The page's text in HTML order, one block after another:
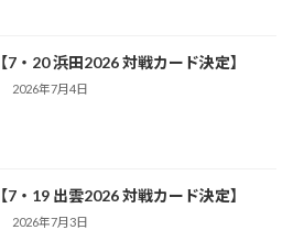
【7・20 浜田2026 対戦カード決定】
2026年7月4日
【7・19 出雲2026 対戦カード決定】
2026年7月3日